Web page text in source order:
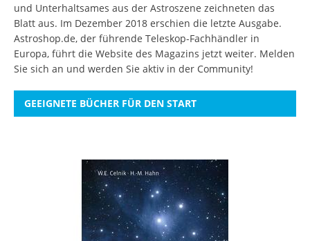
und Unterhaltsames aus der Astroszene zeichneten das
Blatt aus. Im Dezember 2018 erschien die letzte Ausgabe.
Astroshop.de, der führende Teleskop-Fachhändler in
Europa, führt die Website des Magazins jetzt weiter. Melden
Sie sich an und werden Sie aktiv in der Community!
GEEIGNETE BÜCHER FÜR DEN START